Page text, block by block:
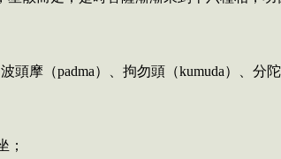
頭摩（padma）、拘勿頭（kumuda）、分
；